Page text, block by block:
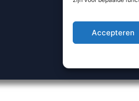
Accepteren